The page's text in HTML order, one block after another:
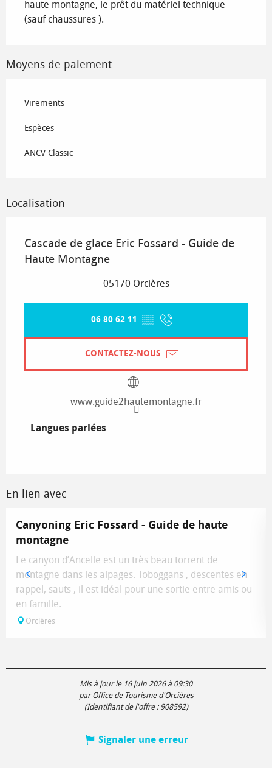
haute montagne, le prêt du matériel technique
(sauf chaussures ).
Moyens de paiement
Virements
Espèces
ANCV Classic
Localisation
Cascade de glace Eric Fossard - Guide de
Haute Montagne
05170 Orcières
06 80 62 11 ▒▒
CONTACTEZ-NOUS
www.guide2hautemontagne.fr
Langues parlées
Langues parlées
En lien avec
Canyoning Eric Fossard - Guide de haute
montagne
Le canyon d’Ancelle est un très beau torrent de
montagne dans les alpages. Toboggans , descentes en
rappel, sauts , il est idéal pour une sortie entre amis ou
en famille.
Orcières
Mis à jour le 16 juin 2026 à 09:30
par Office de Tourisme d'Orcières
(Identifiant de l'offre : 908592)
Signaler une erreur